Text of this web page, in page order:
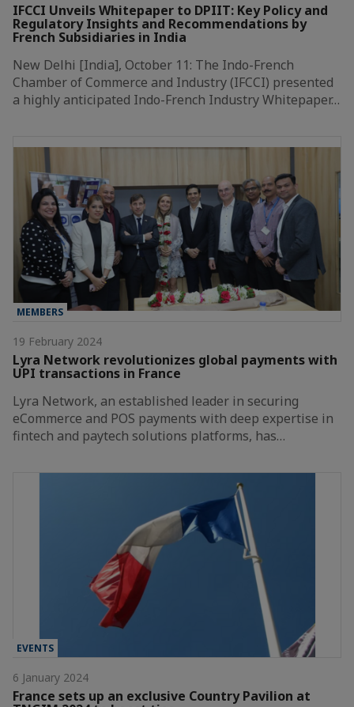
IFCCI Unveils Whitepaper to DPIIT: Key Policy and
Regulatory Insights and Recommendations by
French Subsidiaries in India
New Delhi [India], October 11: The Indo-French
Chamber of Commerce and Industry (IFCCI) presented
a highly anticipated Indo-French Industry Whitepaper…
MEMBERS
19 February 2024
Lyra Network revolutionizes global payments with
UPI transactions in France
Lyra Network, an established leader in securing
eCommerce and POS payments with deep expertise in
fintech and paytech solutions platforms, has…
EVENTS
6 January 2024
France sets up an exclusive Country Pavilion at